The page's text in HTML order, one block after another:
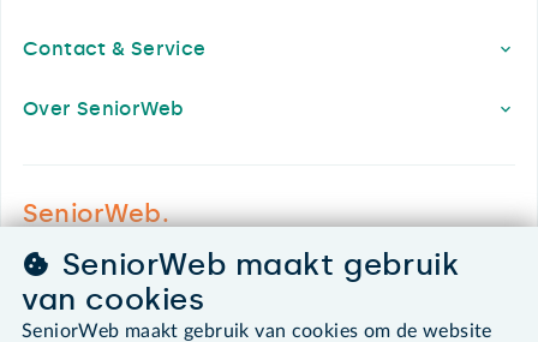
Contact & Service
Over SeniorWeb
SeniorWeb.
030 - 276 99 65
leden@seniorweb.nl
SeniorWeb maakt gebruik
van cookies
SeniorWeb maakt gebruik van cookies om de website